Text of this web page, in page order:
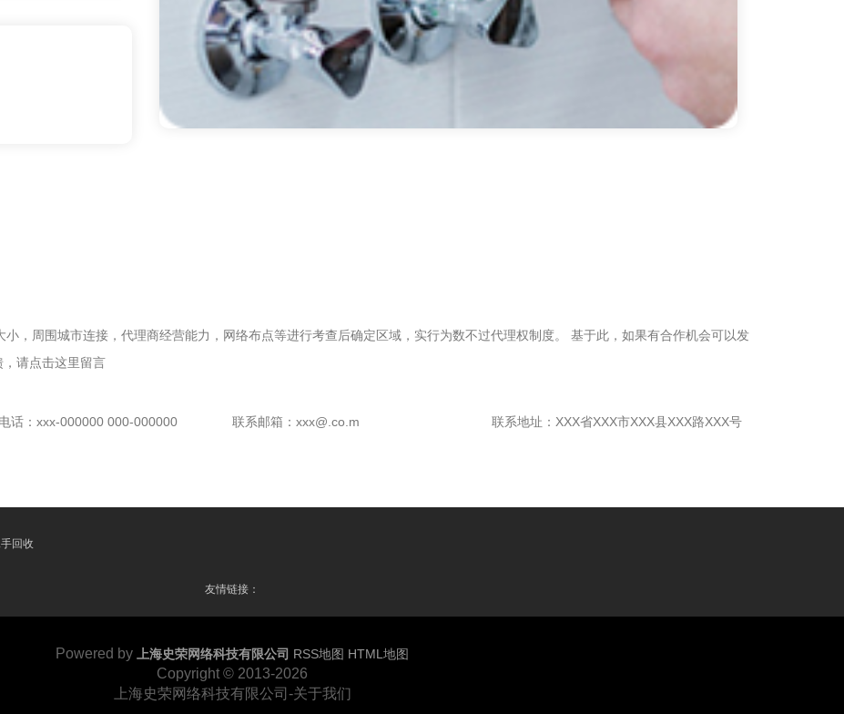
，周围城市连接，代理商经营能力，网络布点等进行考查后确定区域，实行为数不过代理权制度。 基于此，如果有合作机会可以发
请点击这里留言
话：xxx-000000 000-000000 联系邮箱：xxx@.co.m 联系地址：XXX省XXX市XXX县XXX路XXX号
回收
友情链接：
Powered by 上海史荣网络科技有限公司 RSS地图 HTML地图
Copyright © 2013-2026
上海史荣网络科技有限公司-关于我们